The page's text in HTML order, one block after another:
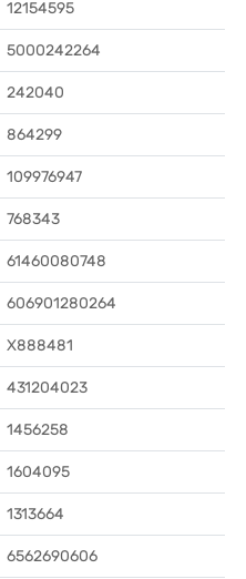
12154595
5000242264
242040
864299
109976947
768343
61460080748
606901280264
X888481
431204023
1456258
1604095
1313664
6562690606